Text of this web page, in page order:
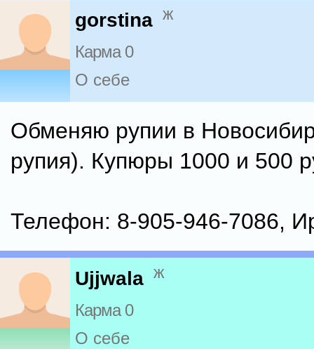
gorstina ж
Карма 0
О себе
Обменяю рупии в
рупия). Купюры 1000 и 500
Телефон: 8-905-946-7086,
Ujjwala ж
Карма 0
О себе